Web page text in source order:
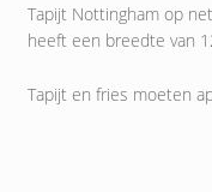
Tapijt Nottingham op
heeft een breedte van
Tapijt en fries moeten